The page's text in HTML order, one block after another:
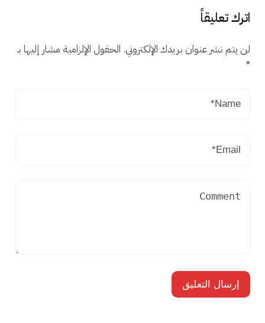
اترك تعليقاً
لن يتم نشر عنوان بريدك الإلكتروني. الحقول الإلزامية مشار إليها بـ
*